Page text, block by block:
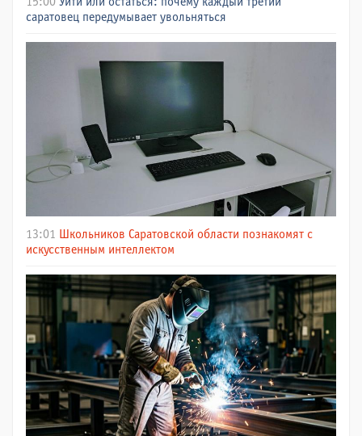
саратовец передумывает увольняться
13:01 Школьников Саратовской области познакомят с
искусственным интеллектом